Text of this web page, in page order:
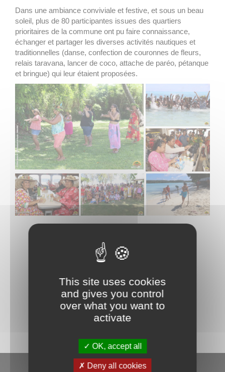
Dans une ambiance conviviale et festive, et sous un beau
soleil, plus de 80 participantes issues des quartiers
prioritaires de la commune ont pu faire connaissance,
échanger et partager les diverses activités nautiques et
traditionnelles (danse, confection de couronnes de fleurs,
relais taravana, lancer de coco, attache de paréo, pétanque
et bringue) qui leur étaient proposées.
La commune de Papeete traite les données recueillies pour
répondre à votre demande d’information. Pour en savoir plus sur la
gestion de vos données personnelles et pour exercer vos droits,
POLITIQUE DE CONFIDENTIALITÉ
En un clic
This site uses cookies
and gives you control
over what you want to
activate
OK, accept all
Deny all cookies